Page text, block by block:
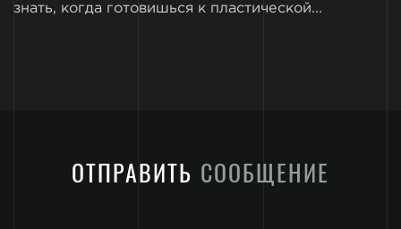
знать, когда готовишься к пластической...
ОТПРАВИТЬ СООБЩЕНИЕ